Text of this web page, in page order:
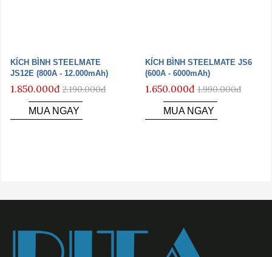
KÍCH BÌNH STEELMATE
JS12E (800A - 12.000mAh)
1.850.000đ 2.190.000đ
MUA NGAY
KÍCH BÌNH STEELMATE JS6
(600A - 6000mAh)
1.650.000đ 1.990.000đ
MUA NGAY